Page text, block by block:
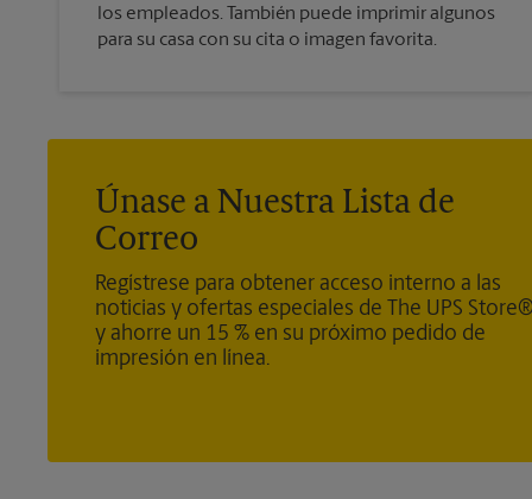
los empleados. También puede imprimir algunos
para su casa con su cita o imagen favorita.
Únase a Nuestra Lista de
Correo
Regístrese para obtener acceso interno a las
noticias y ofertas especiales de The UPS
y ahorre un 15 % en su próximo pedido de
impresión en línea.